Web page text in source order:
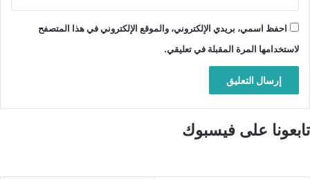
احفظ اسمي، بريدي الإلكتروني، والموقع الإلكتروني في هذا المتصفح
لاستخدامها المرة المقبلة في تعليقي.
تابعونا على فيسبوك